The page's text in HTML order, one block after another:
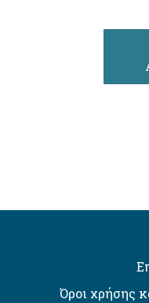
Όροι χρήσης